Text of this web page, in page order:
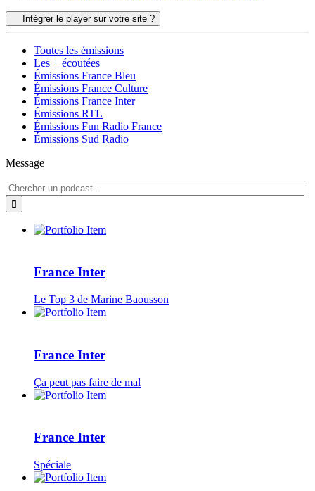
Intégrer le player sur votre site ?
Toutes les émissions
Les + écoutées
Émissions France Bleu
Émissions France Culture
Émissions France Inter
Émissions RTL
Émissions Fun Radio France
Émissions Sud Radio
Message
France Inter
Le Top 3 de Marine Baousson
France Inter
Ça peut pas faire de mal
France Inter
Spéciale